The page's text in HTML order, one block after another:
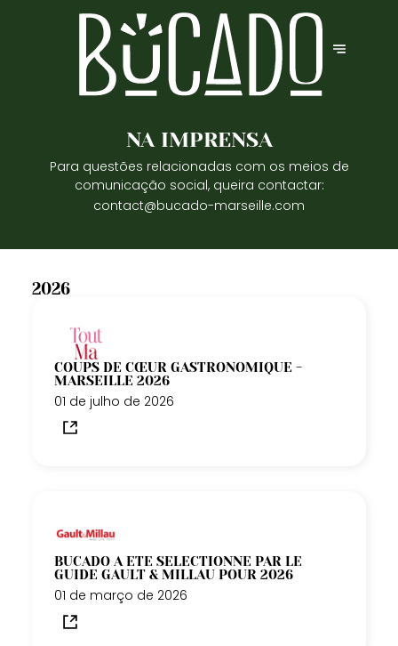
NA IMPRENSA
Para questões relacionadas com os meios de
comunicação social, queira contactar:
contact@bucado-marseille.com
2026
COUPS DE CŒUR GASTRONOMIQUE -
MARSEILLE 2026
01 de julho de 2026
BUCADO A ÉTÉ SÉLECTIONNÉ PAR LE
GUIDE GAULT & MILLAU POUR 2026
01 de março de 2026